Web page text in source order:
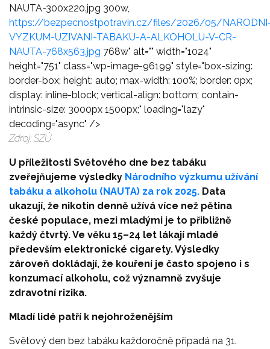
NAUTA-300x220.jpg 300w,
https://bezpecnostpotravin.cz/files/2026/05/
VYZKUM-UZIVANI-TABAKU-A-ALKOHOLU-V-CR-
NAUTA-768x563.jpg 768w" alt="" width="1024"
height="751" class="wp-image-96199" style="box-sizing:
border-box; height: auto; max-width: 100%; border: 0px;
display: inline-block; vertical-align: bottom; contain-
intrinsic-size: 3000px 1500px;" loading="lazy"
decoding="async" />
Zdroj: SZÚ
U příležitosti Světového dne bez tabáku
zveřejňujeme výsledky Národního výzkumu užívání
tabáku a alkoholu (NAUTA) za rok 2025. Data
ukazují, že nikotin denně užívá více než pětina
české populace, mezi mladými je to přibližně
každý čtvrtý. Ve věku 15–24 let lákají mladé
především elektronické cigarety. Výsledky
zároveň dokládají, že kouření je často spojeno i s
konzumací alkoholu, což významně zvyšuje
zdravotní rizika.
Mladí lidé patří k nejohroženějším
Světový den bez tabáku každoročně připadá na 31.